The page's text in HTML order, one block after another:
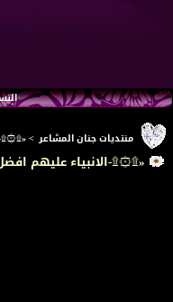
منتديات جنان المشاعر >
«۩۞۩-الانبياء عليهم